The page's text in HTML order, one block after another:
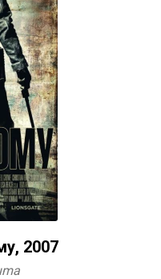
2007